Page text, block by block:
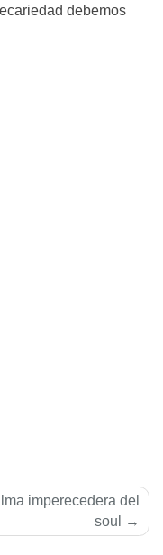
debemos
imperecedera del
soul